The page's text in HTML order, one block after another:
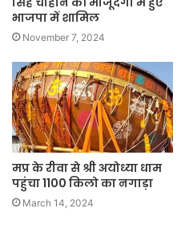
भाजपा में शामिल
November 7, 2024
मप्र के रीवा से श्री अयोध्या धाम
पहुंचा 1100 किलो का नगाड़ा
March 14, 2024